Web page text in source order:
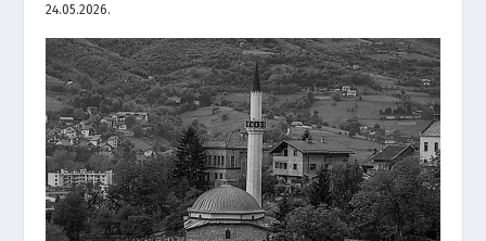
24.05.2026.